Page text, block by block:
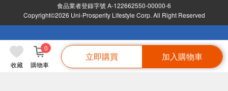
收藏 購物車
0
立即購買 加入購物車
食品業者登錄字號 A-122662550-00000-6
Copyright©2026 Uni-Prosperity Lifestyle Corp. All Right Reserved